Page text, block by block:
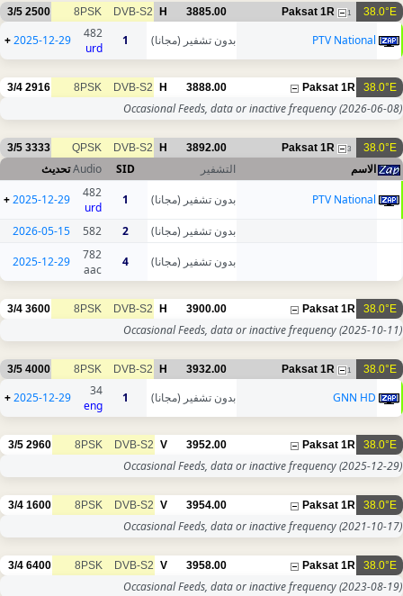
38.0°E
Paksat 1R 1
3885.00
H
DVB-S2
8PSK
2500
3/5
PTV National بدون تشفير (مجانا) 1
482
urd
2025-12-29
+
38.0°E
Paksat 1R
3888.00
H
DVB-S2
8PSK
2916
3/4
Occasional Feeds, data or inactive frequency(2026-06-08)
38.0°E
Paksat 1R 3
3892.00
H
DVB-S2
QPSK
3333
3/5
الاسم التشفير SID
Audioتحديث
PTV National
بدون تشفير (مجانا) 1
482
urd
2025-12-29
+
بدون تشفير (مجانا) 2
582
2026-05-15
بدون تشفير (مجانا)
4
782
aac
2025-12-29
38.0°E
Paksat 1R
3900.00
H
DVB-S2
8PSK
3600
3/4
Occasional Feeds, data or inactive frequency(2025-10-11)
38.0°E
Paksat 1R 1
3932.00
H
DVB-S2
8PSK
4000
3/5
GNN HD بدون تشفير (مجانا) 1
34
eng
2025-12-29
+
38.0°E
Paksat 1R
3952.00
V
DVB-S2
8PSK
2960
3/5
Occasional Feeds, data or inactive frequency(2025-12-29)
38.0°E
Paksat 1R
3954.00
V
DVB-S2
8PSK
1600
3/4
Occasional Feeds, data or inactive frequency(2021-10-17)
38.0°E
Paksat 1R
3958.00
V
DVB-S2
8PSK
6400
3/4
Occasional Feeds, data or inactive frequency(2023-08-19)